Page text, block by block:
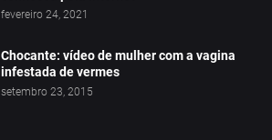
fevereiro 24, 2021
Chocante: vídeo de mulher com a vagina
infestada de vermes
setembro 23, 2015